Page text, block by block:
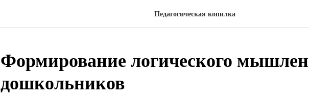
Педагогическая копилка
Формирование логического
дошкольников